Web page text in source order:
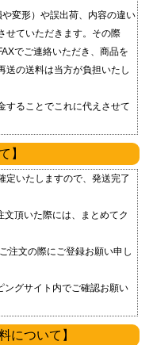
変形）や誤出荷、内容の違い
せていただきます。 その際
でご連絡いただき、商品を
送の送料は当方が負担いたし
することでこれに代えさせて
】
定いたしますので、発送完了
頂いた際には、まとめてク
注文の際にご登録お願い申し
グサイト内でご確認お願い
について】